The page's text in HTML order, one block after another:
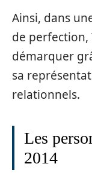
Ainsi, dans
de perfection,
démarquer
sa
relationnels.
Les
2014